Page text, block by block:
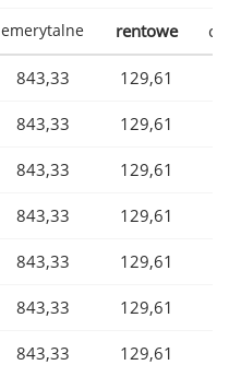
emerytalne rentowe
843,33 129,61
843,33 129,61
843,33 129,61
843,33 129,61
843,33 129,61
843,33 129,61
843,33 129,61